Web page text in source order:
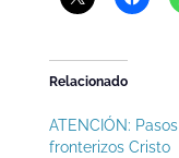
Relacionado
ATENCIÓN: Pasos
fronterizos Cristo